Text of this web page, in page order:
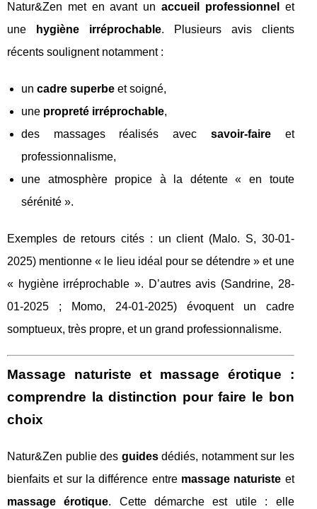
Natur&Zen met en avant un accueil professionnel
et
une
hygiène irréprochable. Plusieurs avis clients
récents soulignent notamment :
un cadre superbe et soigné,
une propreté irréprochable,
des massages réalisés avec savoir‑faireet
professionnalisme,
une atmosphère propice à la détente « en toute
sérénité ».
Exemples de retours cités : un client (Malo. S, 30-01-
2025) mentionne « le lieu idéal pour se détendre » et une
« hygiène irréprochable ». D’autres avis (Sandrine, 28-
01-2025 ; Momo, 24-01-2025) évoquent un cadre
somptueux, très propre, et un grand professionnalisme.
Massage naturiste et massage érotique :
comprendre la distinction pour faire le bon
choix
Natur&Zen publie des guidesdédiés, notamment sur les
bienfaits et sur la différence entre massage naturiste et
massage érotique. Cette démarche est utile : elle